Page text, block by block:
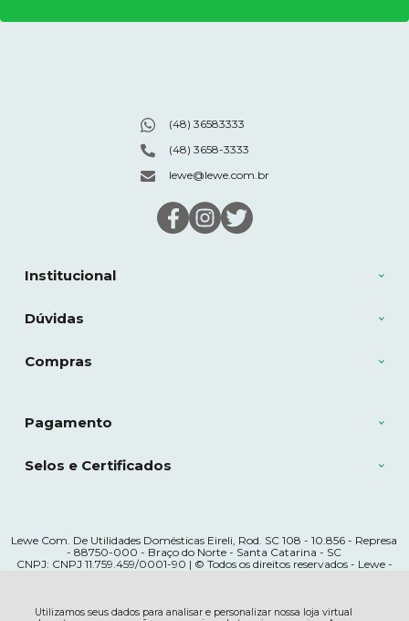
Utilizamos seus dados para analisar e personalizar nossa loja virtual
Institucional
Dúvidas
Compras
(48) 36583333
(48) 3658-3333
lewe@lewe.com.br
Pagamento
Selos e Certificados
Lewe Com. De Utilidades Domésticas Eireli, Rod. SC 108 - 10.856 - Represa
- 88750-000 - Braço do Norte - Santa Catarina - SC
CNPJ: CNPJ 11.759.459/0001-90 | © Todos os direitos reservados - Lewe -